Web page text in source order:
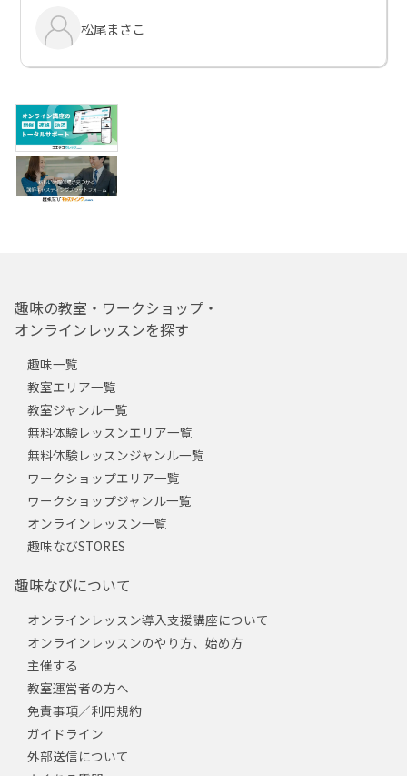
松尾まさこ
趣味の教室・ワークショップ・
オンラインレッスンを探す
趣味一覧
教室エリア一覧
教室ジャンル一覧
無料体験レッスンエリア一覧
無料体験レッスンジャンル一覧
ワークショップエリア一覧
ワークショップジャンル一覧
オンラインレッスン一覧
趣味なびSTORES
趣味なびについて
オンラインレッスン導入支援講座について
オンラインレッスンのやり方、始め方
主催する
教室運営者の方へ
免責事項／利用規約
ガイドライン
外部送信について